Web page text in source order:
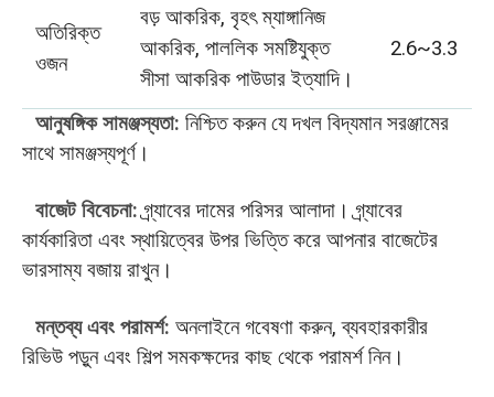
অতিরিক্ত
ওজন
বড় আকরিক, বৃহৎ ম্যাঙ্গানিজ
আকরিক, পাললিক সমষ্টিযুক্ত
সীসা আকরিক পাউডার ইত্যাদি।
2.6~3.3
আনুষঙ্গিক সামঞ্জস্যতা:নিশ্চিত করুন যে দখল বিদ্যমান সরঞ্জামের
সাথে সামঞ্জস্যপূর্ণ।
বাজেট বিবেচনা:গ্র্যাবের দামের পরিসর আলাদা। গ্র্যাবের
কার্যকারিতা এবং স্থায়িত্বের উপর ভিত্তি করে আপনার বাজেটের
ভারসাম্য বজায় রাখুন।
মন্তব্য এবং পরামর্শ:অনলাইনে গবেষণা করুন, ব্যবহারকারীর
রিভিউ পড়ুন এবং শিল্প সমকক্ষদের কাছ থেকে পরামর্শ নিন।